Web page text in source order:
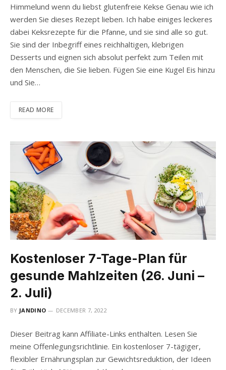
Himmelund wenn du liebst glutenfreie Kekse Genau wie ich
werden Sie dieses Rezept lieben. Ich habe einiges leckeres
dabei Keksrezepte für die Pfanne, und sie sind alle so gut.
Sie sind der Inbegriff eines reichhaltigen, klebrigen
Desserts und eignen sich absolut perfekt zum Teilen mit
den Menschen, die Sie lieben. Fügen Sie eine Kugel Eis hinzu
und Sie…
READ MORE
Kostenloser 7-Tage-Plan für
gesunde Mahlzeiten (26. Juni –
2. Juli)
BY JANDINO DECEMBER 7, 2022
Dieser Beitrag kann Affiliate-Links enthalten. Lesen Sie
meine Offenlegungsrichtlinie. Ein kostenloser 7-tägiger,
flexibler Ernährungsplan zur Gewichtsreduktion, der Ideen